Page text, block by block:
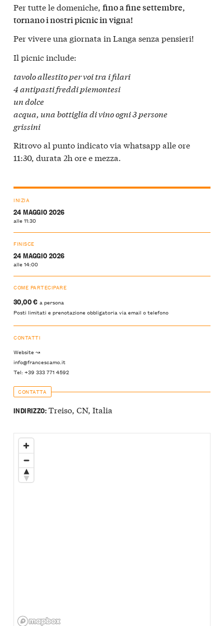
Per tutte le domeniche, fino a fine settembre,
tornano i nostri picnic in vigna!
Per vivere una giornata in Langa senza pensieri!
Il picnic include:
tavolo allestito per voi tra i filari
4 antipasti freddi piemontesi
un dolce
acqua, una bottiglia di vino ogni 3 persone
grissini
Ritrovo al punto indicato via whatsapp alle ore
11:30, durata 2h ore e mezza.
INIZIA
24 MAGGIO 2026
alle 11:30
FINISCE
24 MAGGIO 2026
alle 14:00
COME PARTECIPARE
30,00 € a persona
Posti limitati e prenotazione obbligatoria via email o telefono
CONTATTI
Website ↝
info@francescamo.it
Tel: +39 333 771 4592
CONTATTA
INDIRIZZO:Treiso, CN, Italia